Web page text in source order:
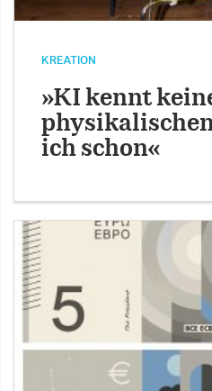
KREATION
»KI kennt
ich schon«